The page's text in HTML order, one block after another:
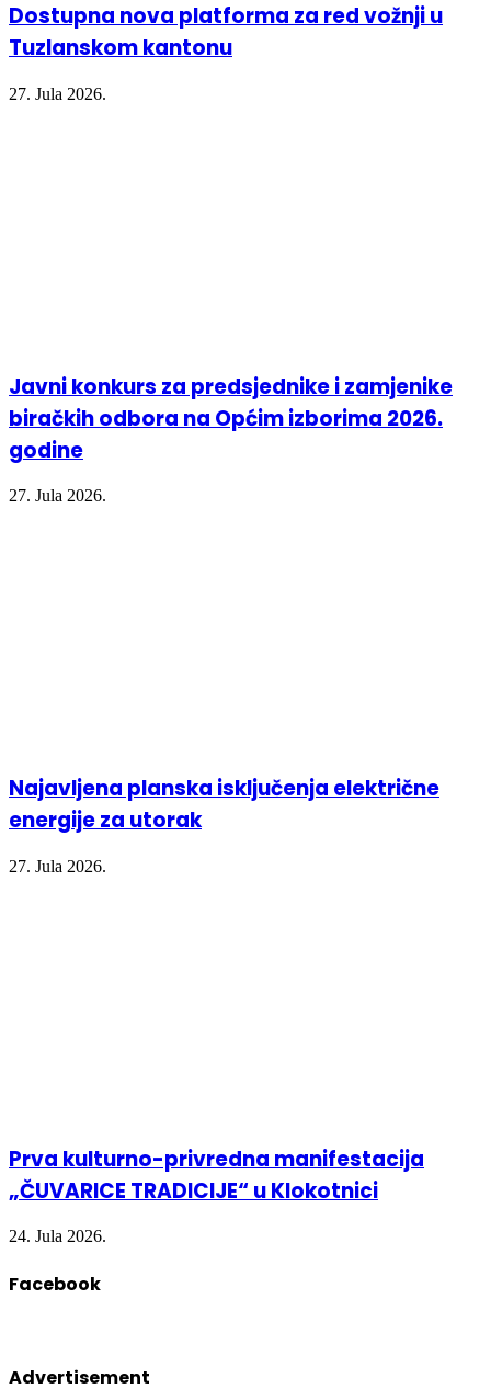
Dostupna nova platforma za red vožnji u
Tuzlanskom kantonu
27. Jula 2026.
Javni konkurs za predsjednike i zamjenike
biračkih odbora na Općim izborima 2026.
godine
27. Jula 2026.
Najavljena planska isključenja električne
energije za utorak
27. Jula 2026.
Prva kulturno-privredna manifestacija
„ČUVARICE TRADICIJE“ u Klokotnici
24. Jula 2026.
Facebook
Advertisement